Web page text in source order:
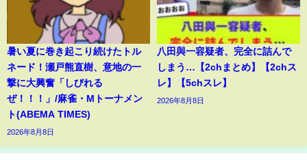
暑い夏に巻き起こり続けたトル
ネード！瀬戸熊直樹、意地の一
撃に大興奮「しびれる
ぜ！！！」/麻雀・Mトーナメン
ト(ABEMA TIMES)
2026年8月8日
八田與一容疑者、完全に詰んで
しまう…【2chまとめ】【2chス
レ】【5chスレ】
2026年8月8日